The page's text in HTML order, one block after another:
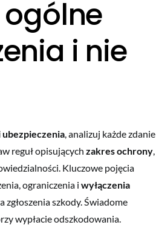
i nie
, analizuj każde zdanie
reguł opisujących zakres ochrony,
Kluczowe pojęcia
ograniczenia i wyłączenia
szkody. Świadome
wypłacie odszkodowania.